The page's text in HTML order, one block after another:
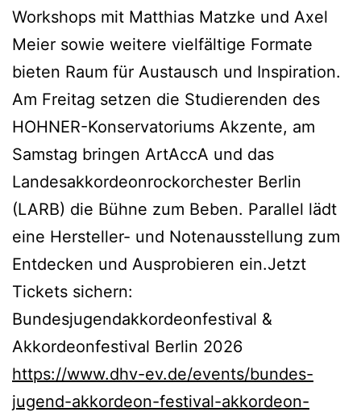
Workshops mit Matthias Matzke und Axel
Meier sowie weitere vielfältige Formate
bieten Raum für Austausch und Inspiration.
Am Freitag setzen die Studierenden des
HOHNER-Konservatoriums Akzente, am
Samstag bringen ArtAccA und das
Landesakkordeonrockorchester Berlin
(LARB) die Bühne zum Beben. Parallel lädt
eine Hersteller- und Notenausstellung zum
Entdecken und Ausprobieren ein.Jetzt
Tickets sichern:
Bundesjugendakkordeonfestival &
Akkordeonfestival Berlin 2026
https://www.dhv-ev.de/events/bundes-
jugend-akkordeon-festival-akkordeon-